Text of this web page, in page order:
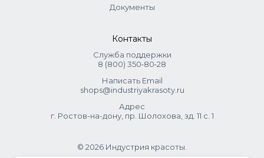
Документы
Контакты
Служба поддержки
8 (800) 350‑80‑28
Написать Email
shops@industriyakrasoty.ru
Адрес
г. Ростов-на-дону, пр. Шолохова, зд. 11 с. 1
© 2026 Индустрия красоты.